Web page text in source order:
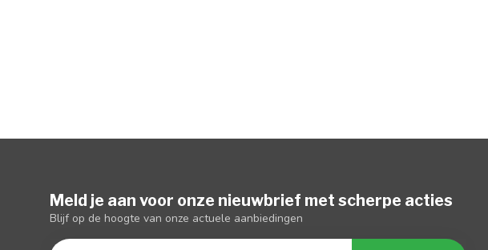
Meld je aan voor onze nieuwbrief met scherpe acties
Blijf op de hoogte van onze actuele aanbiedingen